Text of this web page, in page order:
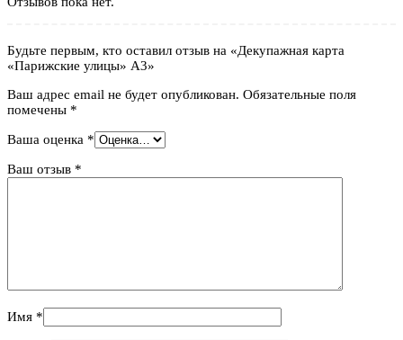
Будьте первым, кто оставил отзыв на «Декупажная карта
«Парижские улицы» А3»
Ваш адрес email не будет опубликован. Обязательные поля
помечены *
Ваша оценка *
Ваш отзыв *
Имя *